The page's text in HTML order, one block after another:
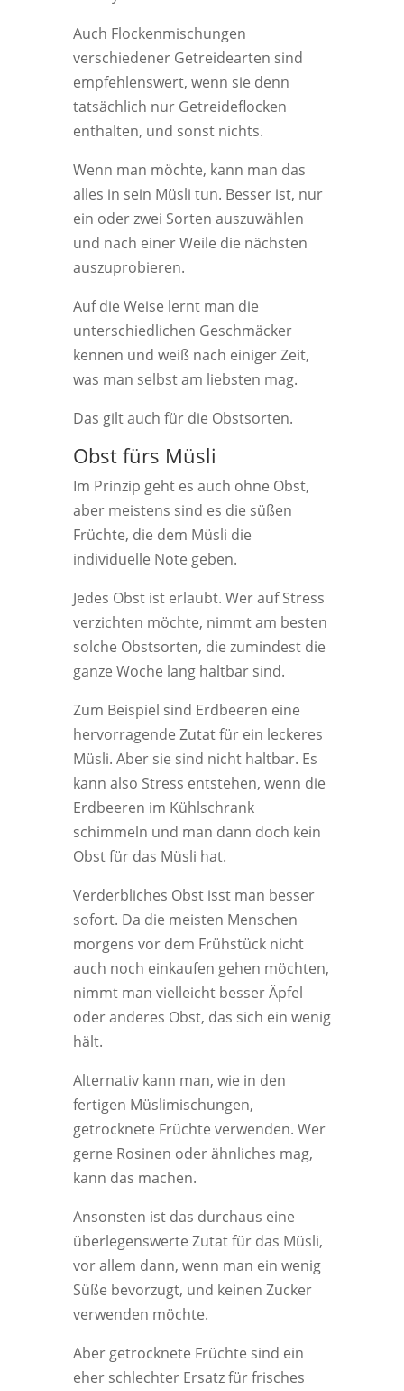
Auch Flockenmischungen
verschiedener Getreidearten sind
empfehlenswert, wenn sie denn
tatsächlich nur Getreideflocken
enthalten, und sonst nichts.
Wenn man möchte, kann man das
alles in sein Müsli tun. Besser ist, nur
ein oder zwei Sorten auszuwählen
und nach einer Weile die nächsten
auszuprobieren.
Auf die Weise lernt man die
unterschiedlichen Geschmäcker
kennen und weiß nach einiger Zeit,
was man selbst am liebsten mag.
Das gilt auch für die Obstsorten.
Obst fürs Müsli
Im Prinzip geht es auch ohne Obst,
aber meistens sind es die süßen
Früchte, die dem Müsli die
individuelle Note geben.
Jedes Obst ist erlaubt. Wer auf Stress
verzichten möchte, nimmt am besten
solche Obstsorten, die zumindest die
ganze Woche lang haltbar sind.
Zum Beispiel sind Erdbeeren eine
hervorragende Zutat für ein leckeres
Müsli. Aber sie sind nicht haltbar. Es
kann also Stress entstehen, wenn die
Erdbeeren im Kühlschrank
schimmeln und man dann doch kein
Obst für das Müsli hat.
Verderbliches Obst isst man besser
sofort. Da die meisten Menschen
morgens vor dem Frühstück nicht
auch noch einkaufen gehen möchten,
nimmt man vielleicht besser Äpfel
oder anderes Obst, das sich ein wenig
hält.
Alternativ kann man, wie in den
fertigen Müslimischungen,
getrocknete Früchte verwenden. Wer
gerne Rosinen oder ähnliches mag,
kann das machen.
Ansonsten ist das durchaus eine
überlegenswerte Zutat für das Müsli,
vor allem dann, wenn man ein wenig
Süße bevorzugt, und keinen Zucker
verwenden möchte.
Aber getrocknete Früchte sind ein
eher schlechter Ersatz für frisches